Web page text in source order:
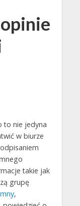
to nie jedyna
w biurze
takie jak
grupę
,